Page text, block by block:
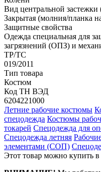
Вид центральной застежки
Закрытая (молния/планка
Защитные свойства
Одежда специальная для
загрязнений (ОПЗ) и
ТР/ТС
019/2011
Тип товара
Костюм
Код ТН ВЭД
6204221000
Летние рабочие костюмы
спецодежда Костюмы
токарей Спецодежда для
Спецодежда летняя
элементами (СОП)
Этот товар можно купить